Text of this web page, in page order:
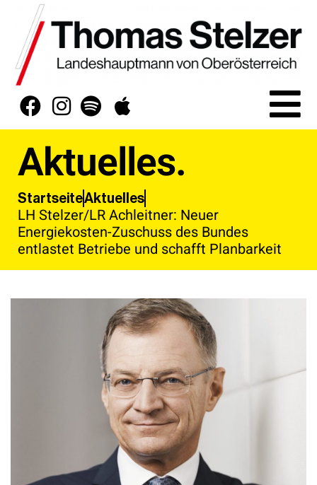
Aktuelles.
StartseiteAktuelles
LH Stelzer/LR Achleitner: Neuer
Energiekosten-Zuschuss des Bundes
entlastet Betriebe und schafft Planbarkeit